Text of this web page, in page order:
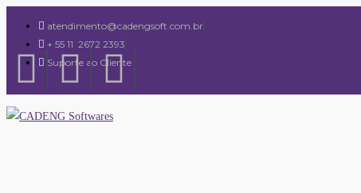
atendimento@cadengsoft.com.br
+ 55 11 2672 2393
Suporte ao Cliente